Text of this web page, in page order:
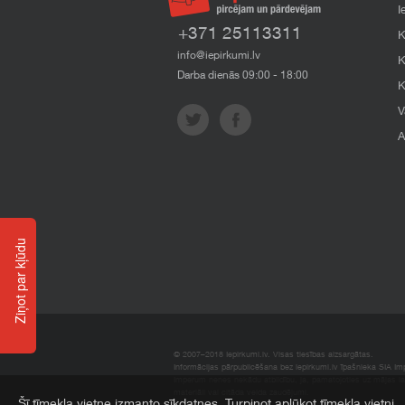
+371 25113311
info@iepirkumi.lv
Darba dienās 09:00 - 18:00
© 2007–2018 Iepirkumi.lv. Visas tiesības aizsargātas.
Informācijas pārpublicēšana bez iepirkumi.lv īpašnieka SIA
Ziņot par kļūdu